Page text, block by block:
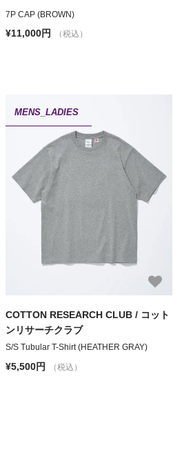
7P CAP (BROWN)
¥11,000円 （税込）
MENS_LADIES
COTTON RESEARCH CLUB / コット
ンリサーチクラブ
S/S Tubular T-Shirt (HEATHER GRAY)
¥5,500円 （税込）